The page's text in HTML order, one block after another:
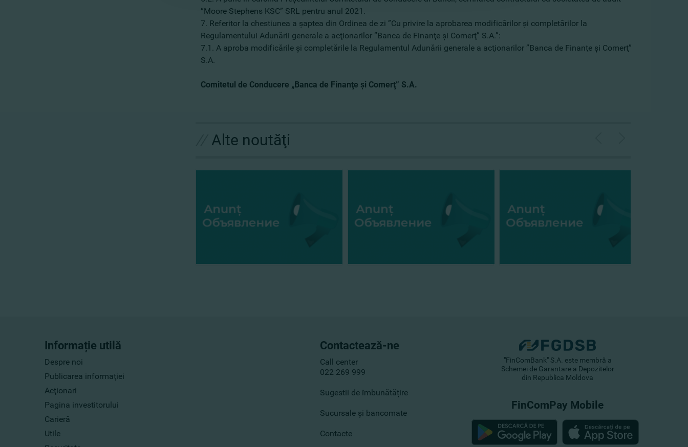
“Moore Stephens KSC” SRL pentru anul 2021.
7. Referitor la chestiunea a şaptea din Ordinea de zi ”Cu privire la aprobarea modificărilor şi completărilor la
Regulamentului Adunării generale a acţionarilor ”Banca de Finanţe şi Comerţ” S.A.”:
7.1. A aproba modificările şi completările la Regulamentul Adunării generale a acţionarilor ”Banca de Finanţe şi Comerţ”
S.A.
Comitetul de Conducere „Banca de Finanţe şi Comerţ” S.A.
Alte noutăţi
Informație utilă
Despre noi
Publicarea informaţiei
Acţionari
Pagina investitorului
Carieră
Utile
Contactează-ne
Call center
022 269 999
Sugestii de îmbunătățire
Sucursale și bancomate
Contacte
"FinComBank" S.A. este membră a
Schemei de Garantare a Depozitelor
din Republica Moldova
FinComPay Mobile